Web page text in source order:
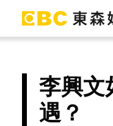
李興文
遇？